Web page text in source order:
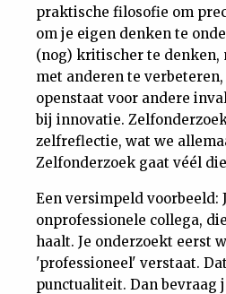
praktische filosofie om
om je eigen denken te
(nog) kritischer te denken,
met anderen te
openstaat voor andere
bij innovatie.
zelfreflectie, wat we
Zelfonderzoek gaat véél
Een versimpeld voorbeeld:
onprofessionele collega,
haalt. Je onderzoekt eerst
'professioneel' verstaat.
punctualiteit. Dan bevraag